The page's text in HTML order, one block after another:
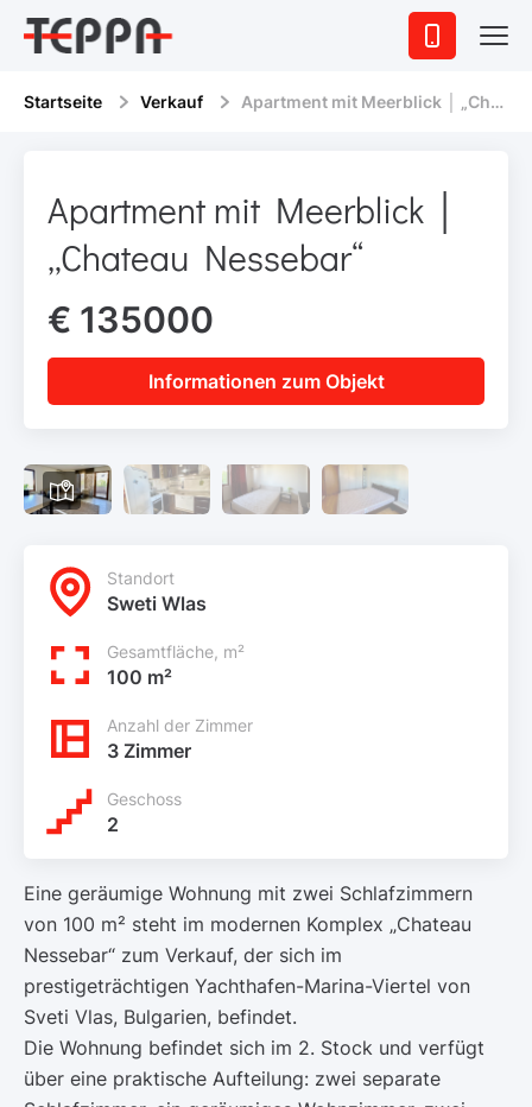
Startseite Verkauf Apartment mit Meerblick │ „Chateau Nessebar“
Apartment mit Meerblick │
„Chateau Nessebar“
€ 135000
Informationen zum Objekt
Standort
Sweti Wlas
Gesamtfläche, m²
100 m²
Anzahl der Zimmer
3 Zimmer
Geschoss
2
Eine geräumige Wohnung mit zwei Schlafzimmern
von 100 m² steht im modernen Komplex „Chateau
Nessebar“ zum Verkauf, der sich im
prestigeträchtigen Yachthafen-Marina-Viertel von
Sveti Vlas, Bulgarien, befindet.
Die Wohnung befindet sich im 2. Stock und verfügt
über eine praktische Aufteilung: zwei separate